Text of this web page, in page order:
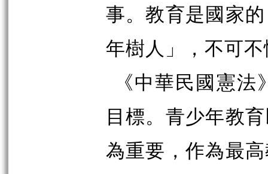
事。教育是國家
年樹人」，不可
《中華民國憲
目標。青少年教
為重要，作為最